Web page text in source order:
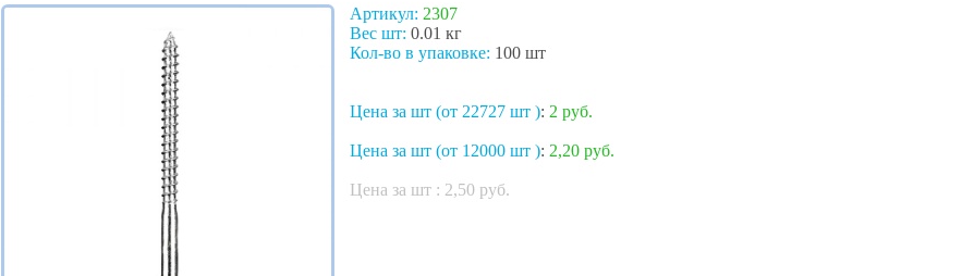
Артикул: 2307
Вес шт: 0.01 кг
Кол-во в упаковке: 100 шт
Цена за шт (от 22727 шт ): 2 руб.
Цена за шт (от 12000 шт ): 2,20 руб.
Цена за шт : 2,50 руб.